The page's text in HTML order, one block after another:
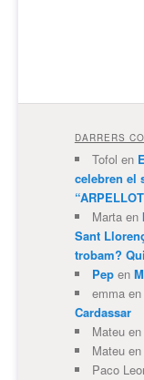
DARRERS
Tofol en
celebren el
Martaen
Sant
trobam?
Pepen
emmaen
Cardassar
Mateuen
Mateuen
Paco